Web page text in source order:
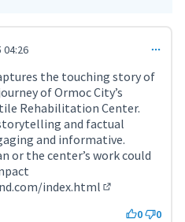
04:26
the touching story of
of Ormoc City’s
Rehabilitation Center.
and factual
and informative.
or the center’s work could
index.html
0 0